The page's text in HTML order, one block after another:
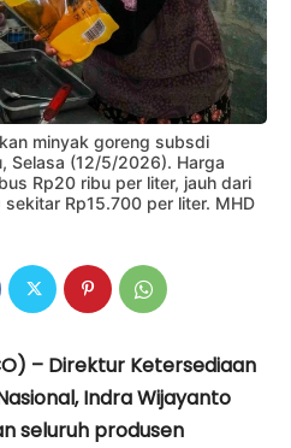
minyak goreng subsdi
Selasa (12/5/2026). Harga
Rp20 ribu per liter, jauh dari
Rp15.700 per liter. MHD
– Direktur Ketersediaan
,Indra Wijayanto
seluruh produsen